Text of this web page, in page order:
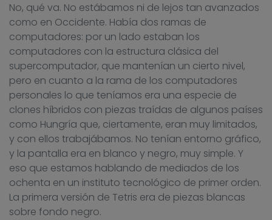
No, qué va. No estábamos ni de lejos tan avanzados
como en Occidente. Había dos ramas de
computadores: por un lado estaban los
computadores con la estructura clásica del
supercomputador, que mantenían un cierto nivel,
pero en cuanto a la rama de los computadores
personales lo que teníamos era una especie de
clones híbridos con piezas traídas de algunos países
como Hungría que, ciertamente, eran muy limitados,
y con ellos trabajábamos. No tenían entorno gráfico,
y la pantalla era en blanco y negro, muy simple. Y
eso que estamos hablando de mediados de los
ochenta en un instituto tecnológico de primer orden.
La primera versión de Tetris era de piezas blancas
sobre fondo negro.